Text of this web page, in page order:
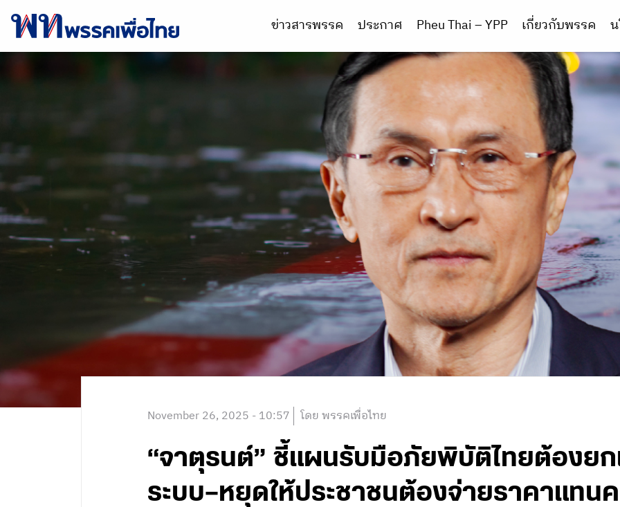
ข่าวสารพรรค ประกาศ Pheu Thai – YPP เกี่ยวกับพรรค
November 26, 2025 - 10:57 โดย พรรคเพื่อไทย
“จาตุรนต์” ชี้แผนรับมือภัยพิบัติไทยต้องยก
ระบบ—หยุดให้ประชาชนต้องจ่ายราคาแทน